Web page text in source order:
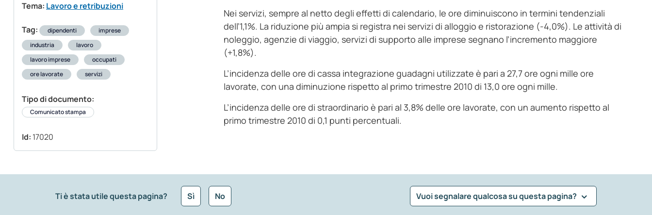
Tema: Lavoro e retribuzioni
Tag: dipendenti
imprese
industria
lavoro
lavoro imprese
occupati
ore lavorate
servizi
Tipo di documento:
Comunicato stampa
Id: 17020
Nei servizi, sempre al netto degli effetti di calendario, le ore diminuiscono in termini tendenziali
dell’1,1%. La riduzione più ampia si registra nei servizi di alloggio e ristorazione (-4,0%). Le attività di
noleggio, agenzie di viaggio, servizi di supporto alle imprese segnano l’incremento maggiore
(+1,8%).
L’incidenza delle ore di cassa integrazione guadagni utilizzate è pari a 27,7 ore ogni mille ore
lavorate, con una diminuzione rispetto al primo trimestre 2010 di 13,0 ore ogni mille.
L’incidenza delle ore di straordinario è pari al 3,8% delle ore lavorate, con un aumento rispetto al
primo trimestre 2010 di 0,1 punti percentuali.
Ti è stata utile questa pagina? Sì No Vuoi segnalare qualcosa su questa pagina?